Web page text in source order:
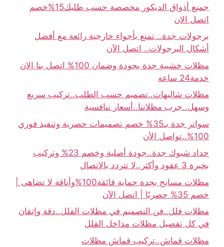
جميع أذواق الديكور مخصصة حسب طلبك15%خصم
اتصل الان
برجولات جدة.. تمتع بأجواء خارجية رائعة مع أفضل
أشكال البرجولات.. اتصل الآن
مظلات خشبية جدة بجودة وضمان 100% اتصل بنا الان
خدمة24 ساعه
مظلات شاليهات..تصميم حسب الطلب..تركيب سريع
وسهل..جرب مظلاتنا..أسعار تنافسية
سواتر جدة بـ35% خصم تصميمات حصرية وتنفيذ فوري
100%..تواصل الأن
حداد شبوك جدة..جودة أصلية وخصم 23% وتركيب
بخبرة 3 عقود وأكثر..لا تتردد بالاتصال
مظلات مسابح بجدة حماية فائقة100%وأناقة لا تضاهى |
خصم 35% حصريًا | اتصل الآن
مظلات فلل..فن التصميم في مظلات الفلل..دقة وإتقان
في كل تفصيل مظلات مداخل الفلل
مظلات قماش..تركيب قماش مظلات